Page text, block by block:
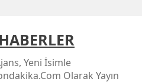
Yeni İsimle
Olarak Yayın